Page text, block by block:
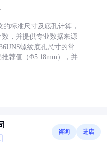
标准尺寸及底孔计算，
，并提供专业数据来源
螺纹底孔尺寸的常
荐值（Φ5.18mm），并
咨询 进店